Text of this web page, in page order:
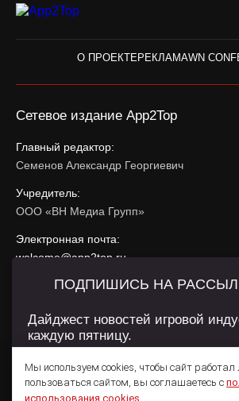
О ПРОЕКТЕРЕКЛАМАWN
Сетевое издание App2Top
Главный редактор:
Семенов Александр Георгиевич
Учредитель:
ООО «ВН Медиа Групп»
Электронная почта:
welcome@app2top.ru
При использовании материалов активная
Сайт использует IP адреса, cookie, данные
использования содержатся вПолитике
Пользовательском соглашении .
Мы используем cookies, чтобы сайт
пользоваться сайтом, вы соглашаетесь с
использования cookies
ПОДПИШИСЬ НА
Дайджест новостей игровой
каждую пятницу.